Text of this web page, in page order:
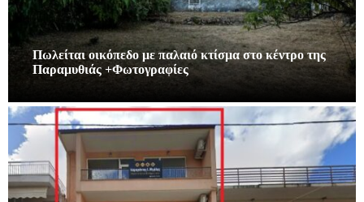
Πωλείται οικόπεδο με παλαιό κτίσμα στο κέντρο της
Παραμυθιάς +Φωτογραφίες